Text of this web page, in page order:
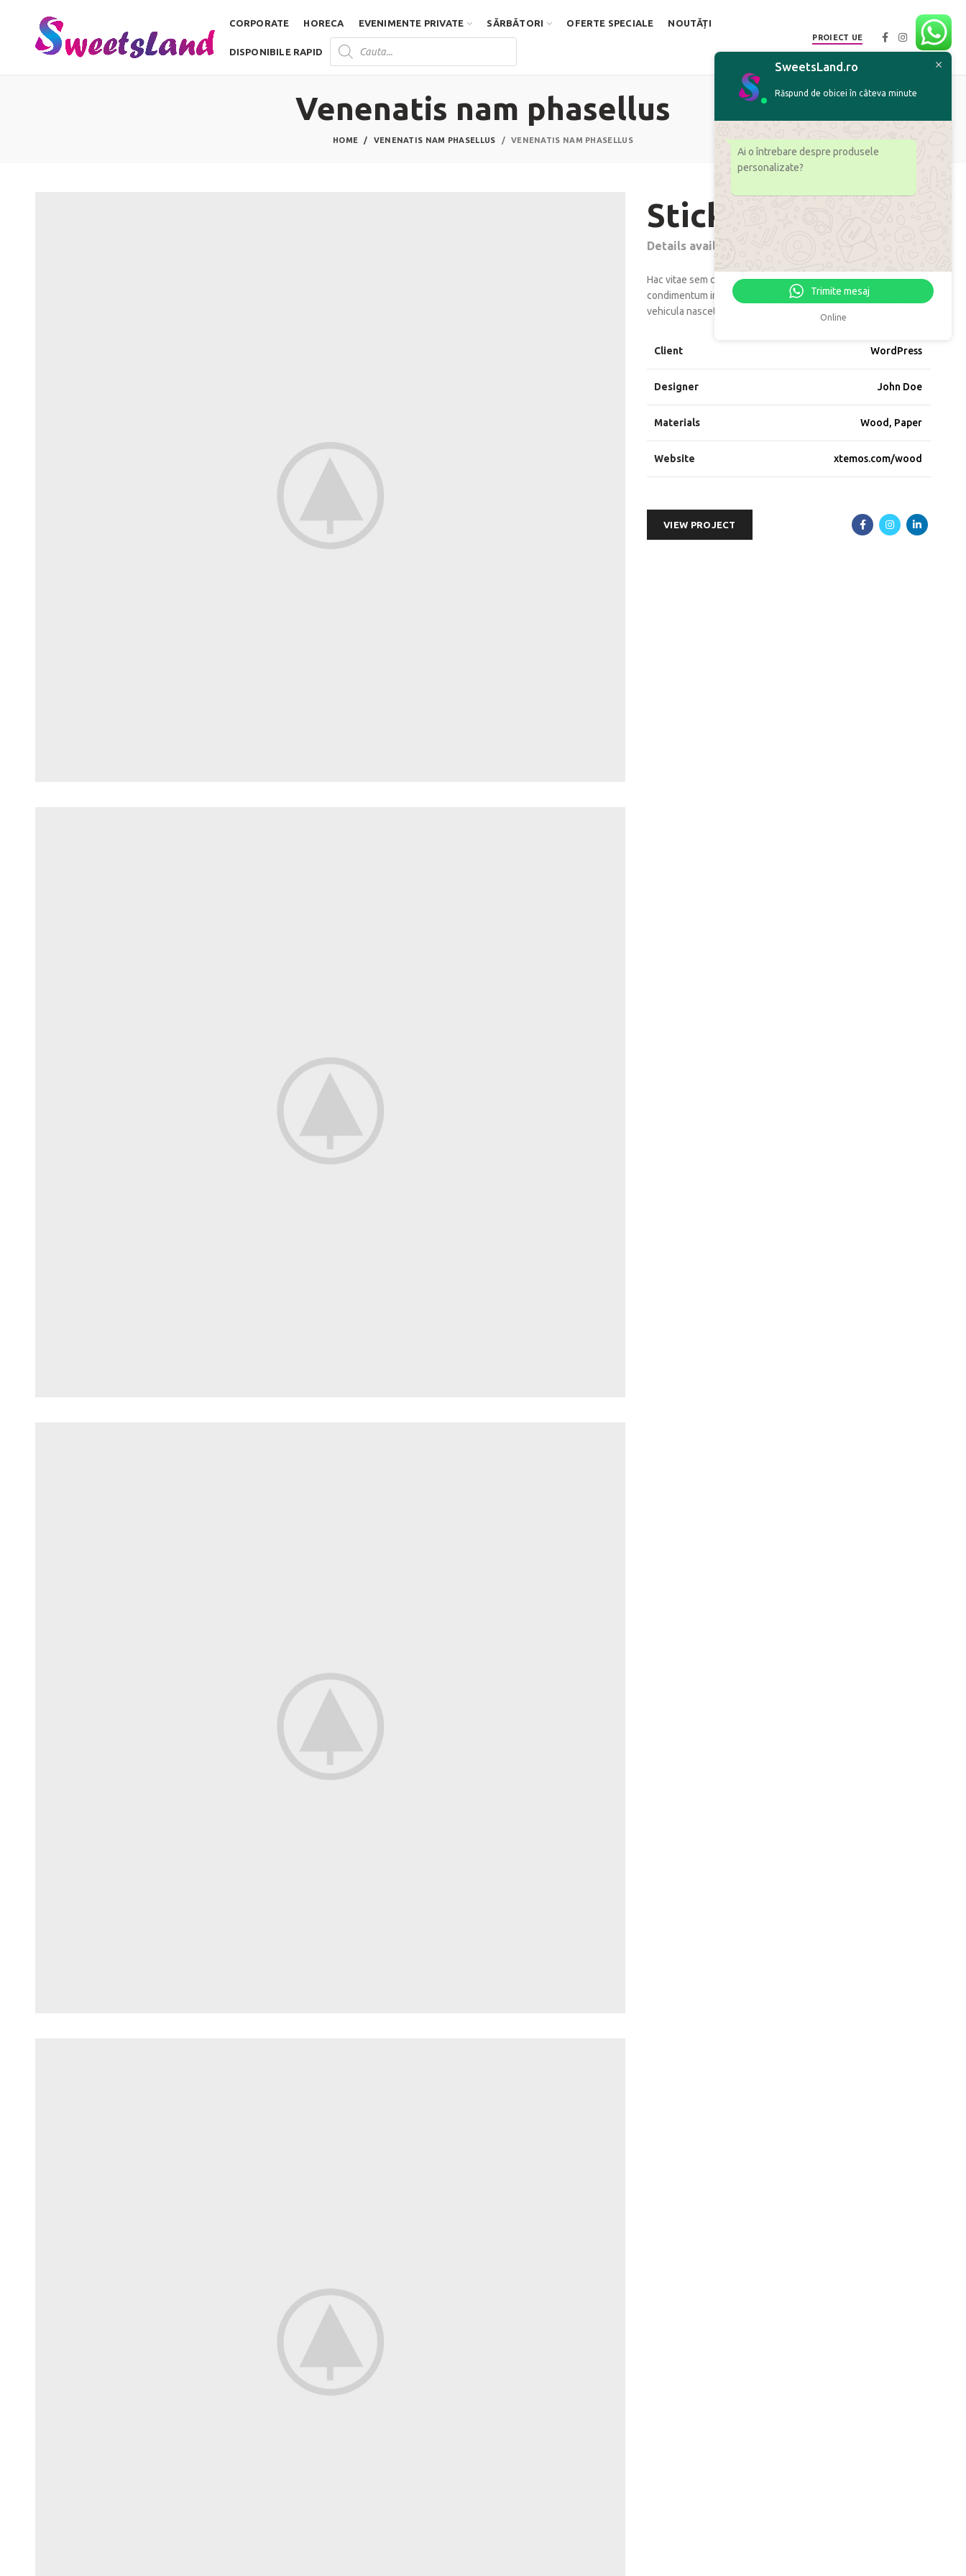
CORPORATE HORECA EVENIMENTE PRIVATE SĂRBĂTORI OFERTE SPECIALE NOUTĂȚI
DISPONIBILE RAPID
Products
search
PROIECT UE
Venenatis nam phasellus
HOME VENENATIS NAM PHASELLUS VENENATIS NAM PHASELLUS
Sticky Sidebar
Details available with Every Demo
Hac vitae sem class fames vehicula nascetur nam tellus a
condimentum inceptos mus rhoncus et accumsan fringilla
vehicula nascetur amet fermentum rutrum.
Client WordPress
Designer John Doe
Materials Wood, Paper
Website xtemos.com/wood
VIEW PROJECT
SweetsLand.ro
Răspund de obicei în câteva minute
Ai o întrebare despre produsele
personalizate?
Trimite mesaj
Online